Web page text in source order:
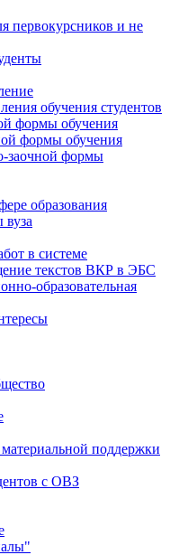
первокурсников и не
обучения студентов
формы обучения
формы обучения
заочной формы
образования
вуза
в системе
текстов ВКР в ЭБС
образовательная
поддержки
с ОВЗ